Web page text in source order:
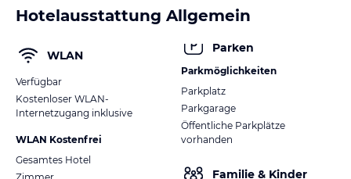
Hotelausstattung Allgemein
WLAN
Verfügbar
Kostenloser WLAN-
Internetzugang inklusive
WLAN Kostenfrei
Gesamtes Hotel
Parken
Parkmöglichkeiten
Parkplatz
Parkgarage
Öffentliche Parkplätze
vorhanden
Familie & Kinder